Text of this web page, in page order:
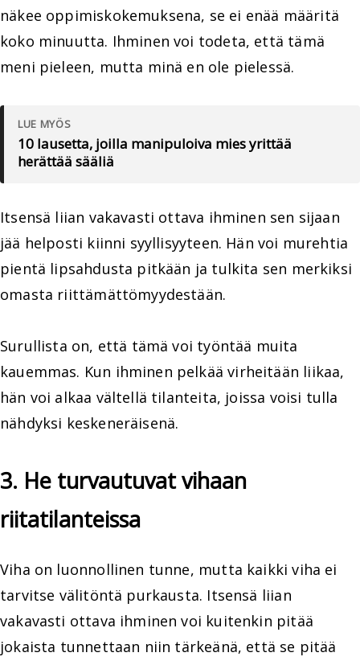
näkee oppimiskokemuksena, se ei enää määritä
koko minuutta. Ihminen voi todeta, että tämä
meni pieleen, mutta minä en ole pielessä.
LUE MYÖS
10 lausetta, joilla manipuloiva mies yrittää
herättää sääliä
Itsensä liian vakavasti ottava ihminen sen sijaan
jää helposti kiinni syyllisyyteen. Hän voi murehtia
pientä lipsahdusta pitkään ja tulkita sen merkiksi
omasta riittämättömyydestään.
Surullista on, että tämä voi työntää muita
kauemmas. Kun ihminen pelkää virheitään liikaa,
hän voi alkaa vältellä tilanteita, joissa voisi tulla
nähdyksi keskeneräisenä.
3. He turvautuvat vihaan
riitatilanteissa
Viha on luonnollinen tunne, mutta kaikki viha ei
tarvitse välitöntä purkausta. Itsensä liian
vakavasti ottava ihminen voi kuitenkin pitää
jokaista tunnettaan niin tärkeänä, että se pitää